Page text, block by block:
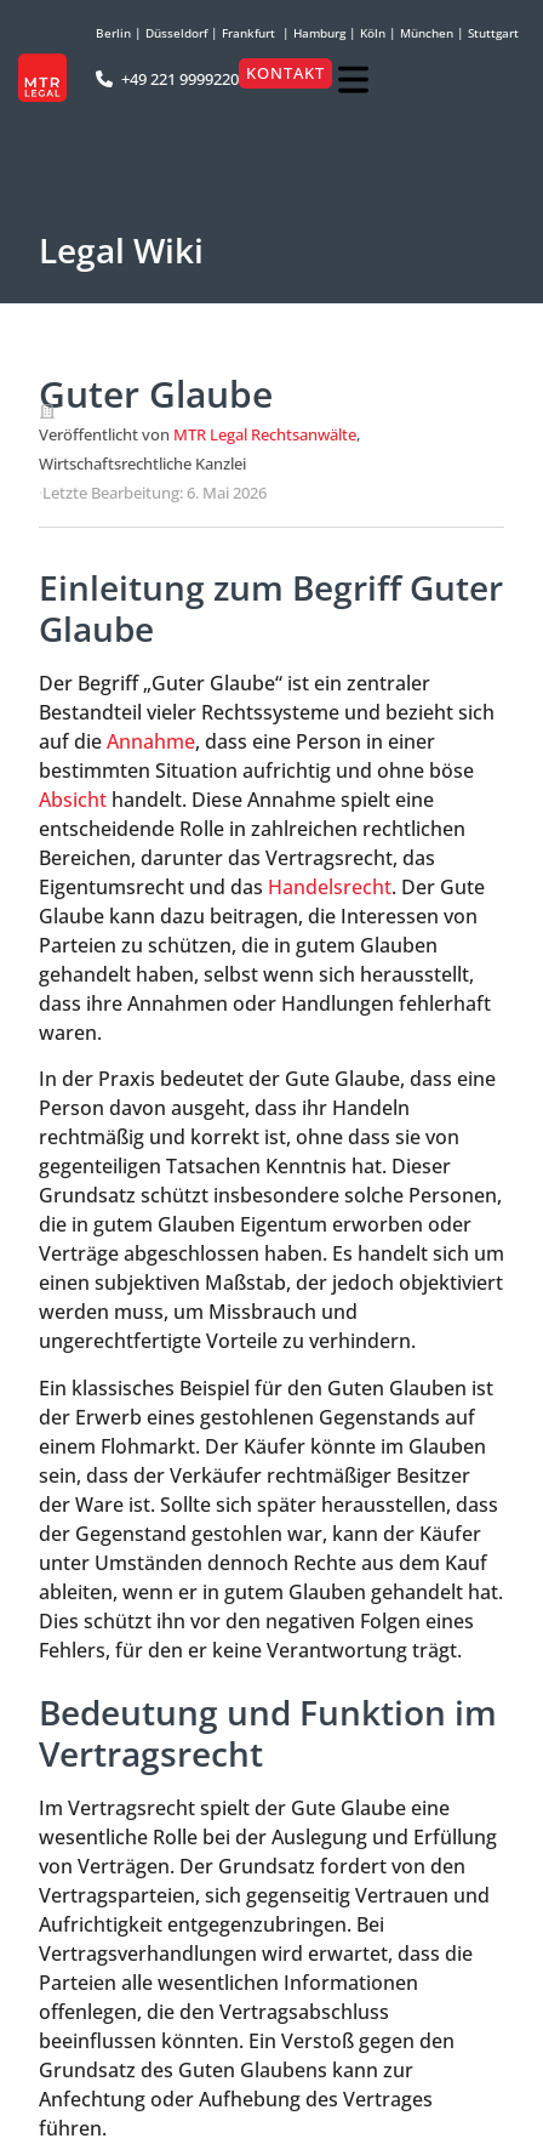
Berlin | Düsseldorf| Frankfurt | Hamburg| Köln | München | Stuttgart
+49 221 9999220 KONTAKT
Legal Wiki
Guter Glaube
Veröffentlicht von MTR Legal Rechtsanwälte,
Wirtschaftsrechtliche Kanzlei
·Letzte Bearbeitung: 6. Mai 2026
Einleitung zum Begriff Guter
Glaube
Der Begriff „Guter Glaube“ ist ein zentraler
Bestandteil vieler Rechtssysteme und bezieht sich
auf dieAnnahme, dass eine Person in einer
bestimmten Situation aufrichtig und ohne böse
Absicht handelt. Diese Annahme spielt eine
entscheidende Rolle in zahlreichen rechtlichen
Bereichen, darunter das Vertragsrecht, das
Eigentumsrecht und das Handelsrecht. Der Gute
Glaube kann dazu beitragen, die Interessen von
Parteien zu schützen, die in gutem Glauben
gehandelt haben, selbst wenn sich herausstellt,
dass ihre Annahmen oder Handlungen fehlerhaft
waren.
In der Praxis bedeutet der Gute Glaube, dass eine
Person davon ausgeht, dass ihr Handeln
rechtmäßig und korrekt ist, ohne dass sie von
gegenteiligen Tatsachen Kenntnis hat. Dieser
Grundsatz schützt insbesondere solche Personen,
die in gutem Glauben Eigentum erworben oder
Verträge abgeschlossen haben. Es handelt sich um
einen subjektiven Maßstab, der jedoch objektiviert
werden muss, um Missbrauch und
ungerechtfertigte Vorteile zu verhindern.
Ein klassisches Beispiel für den Guten Glauben ist
der Erwerb eines gestohlenen Gegenstands auf
einem Flohmarkt. Der Käufer könnte im Glauben
sein, dass der Verkäufer rechtmäßiger Besitzer
der Ware ist. Sollte sich später herausstellen, dass
der Gegenstand gestohlen war, kann der Käufer
unter Umständen dennoch Rechte aus dem Kauf
ableiten, wenn er in gutem Glauben gehandelt hat.
Dies schützt ihn vor den negativen Folgen eines
Fehlers, für den er keine Verantwortung trägt.
Bedeutung und Funktion im
Vertragsrecht
Im Vertragsrecht spielt der Gute Glaube eine
wesentliche Rolle bei der Auslegung und Erfüllung
von Verträgen. Der Grundsatz fordert von den
Vertragsparteien, sich gegenseitig Vertrauen und
Aufrichtigkeit entgegenzubringen. Bei
Vertragsverhandlungen wird erwartet, dass die
Parteien alle wesentlichen Informationen
offenlegen, die den Vertragsabschluss
beeinflussen könnten. Ein Verstoß gegen den
Grundsatz des Guten Glaubens kann zur
Anfechtung oder Aufhebung des Vertrages
führen.